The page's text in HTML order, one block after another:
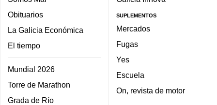
Obituarios
La Galicia Económica
El tiempo
Mundial 2026
Torre de Marathon
Grada de Río
SUPLEMENTOS
Mercados
Fugas
Yes
Escuela
On, revista de motor